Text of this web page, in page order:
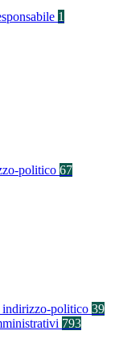
1
politico 67
indirizzo-politico 39
793